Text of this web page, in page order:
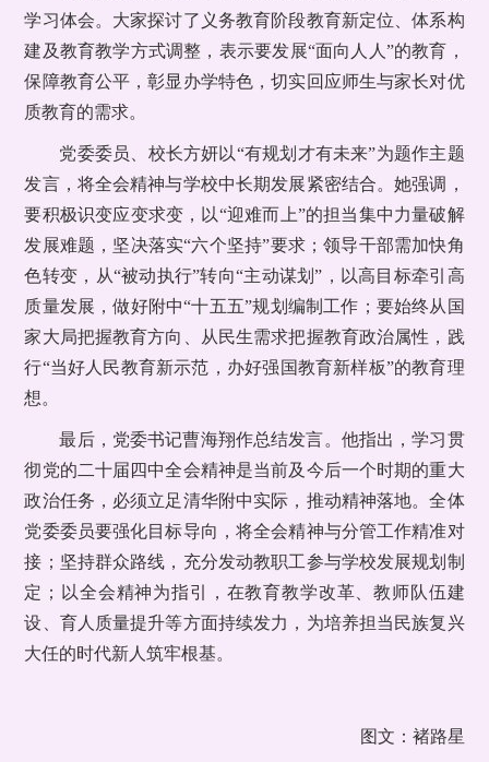
学习体会。大家探讨了义务教育阶段教育新定位、体系构
建及教育教学方式调整，表示要发展“面向人人”的教育，
保障教育公平，彰显办学特色，切实回应师生与家长对优
质教育的需求。
党委委员、校长方妍以“有规划才有未来”为题作主题
发言，将全会精神与学校中长期发展紧密结合。她强调，
要积极识变应变求变，以“迎难而上”的担当集中力量破解
发展难题，坚决落实“六个坚持”要求；领导干部需加快角
色转变，从“被动执行”转向“主动谋划”，以高目标牵引高
质量发展，做好附中“十五五”规划编制工作；要始终从国
家大局把握教育方向、从民生需求把握教育政治属性，践
行“当好人民教育新示范，办好强国教育新样板”的教育理
想。
最后，党委书记曹海翔作总结发言。他指出，学习贯
彻党的二十届四中全会精神是当前及今后一个时期的重大
政治任务，必须立足清华附中实际，推动精神落地。全体
党委委员要强化目标导向，将全会精神与分管工作精准对
接；坚持群众路线，充分发动教职工参与学校发展规划制
定；以全会精神为指引，在教育教学改革、教师队伍建
设、育人质量提升等方面持续发力，为培养担当民族复兴
大任的时代新人筑牢根基。
图文：褚路星